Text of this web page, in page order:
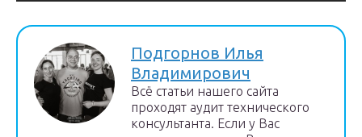
Подгорнов Илья
Владимирович
Всё статьи нашего сайта
проходят аудит технического
консультанта. Если у Вас